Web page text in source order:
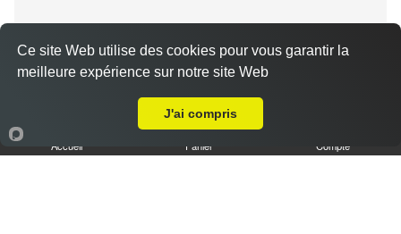
Accueil Panier Compte
Ce site Web utilise des cookies pour vous garantir la
meilleure expérience sur notre site Web
J'ai compris